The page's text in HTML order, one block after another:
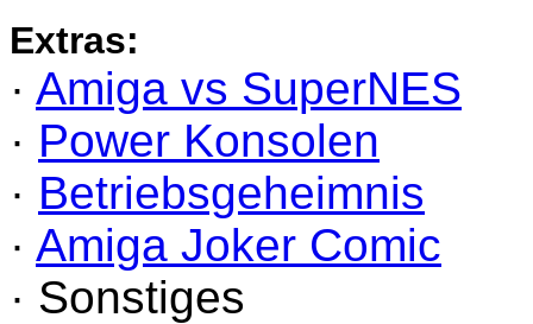
Extras:
· Amiga vs SuperNES
· Power Konsolen
· Betriebsgeheimnis
· Amiga Joker Comic
· Sonstiges